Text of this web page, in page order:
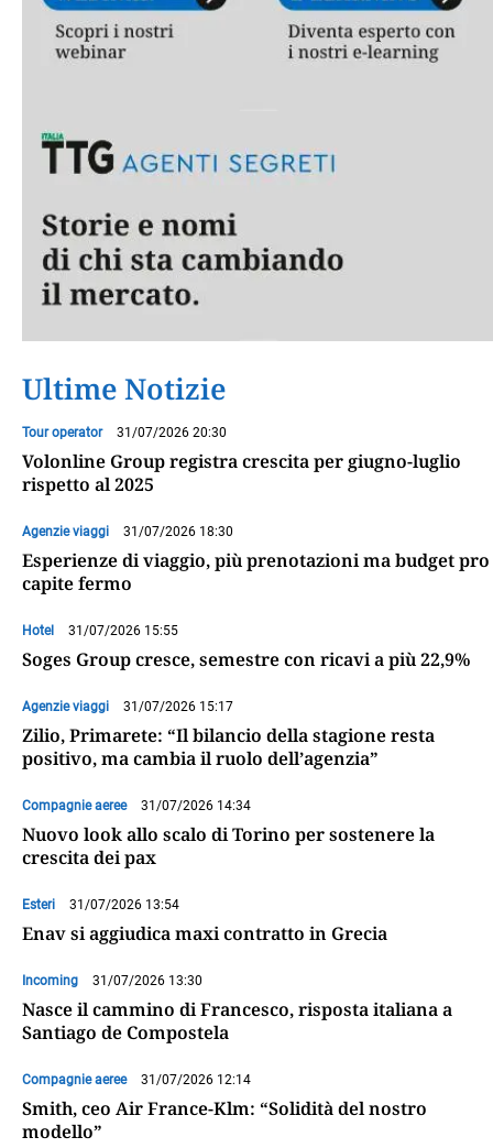
Ultime Notizie
Tour operator 31/07/2026 20:30
Volonline Group registra crescita per giugno-luglio
rispetto al 2025
Agenzie viaggi 31/07/2026 18:30
Esperienze di viaggio, più prenotazioni ma budget pro
capite fermo
Hotel 31/07/2026 15:55
Soges Group cresce, semestre con ricavi a più 22,9%
Agenzie viaggi 31/07/2026 15:17
Zilio, Primarete: “Il bilancio della stagione resta
positivo, ma cambia il ruolo dell’agenzia”
Compagnie aeree 31/07/2026 14:34
Nuovo look allo scalo di Torino per sostenere la
crescita dei pax
Esteri 31/07/2026 13:54
Enav si aggiudica maxi contratto in Grecia
Incoming 31/07/2026 13:30
Nasce il cammino di Francesco, risposta italiana a
Santiago de Compostela
Compagnie aeree 31/07/2026 12:14
Smith, ceo Air France-Klm: “Solidità del nostro
modello”